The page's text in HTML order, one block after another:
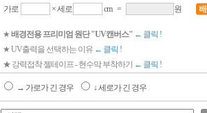
가로 × 세로 cm = 원
★배경전용 프리미엄 원단 "UV캔버스" ← 클릭 !
★ UV출력을 선택하는 이유 ← 클릭 !
★ 강력접착 젤테이프 - 현수막 부착하기 ← 클릭 !
→ 가로가 긴 경우 ↓ 세로가 긴 경우